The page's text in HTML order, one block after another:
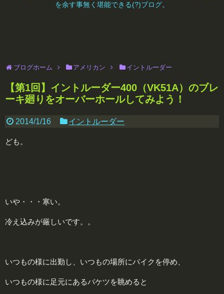
を余す事無く堪能できる(?)ブログ。
ブログホーム アメリカン イントルーダー
【第1回】イントルーダー400（VK51A）のブレ
ーキ廻りをオーバーホールしてみよう！
2014/1/16 イントルーダー
ども。
いや・・・寒い。
冷え込みが厳しいです。。
いつもの様に出勤し、いつもの場所にバイクを停め、
いつもの様に足元にあるバケツを眺めると